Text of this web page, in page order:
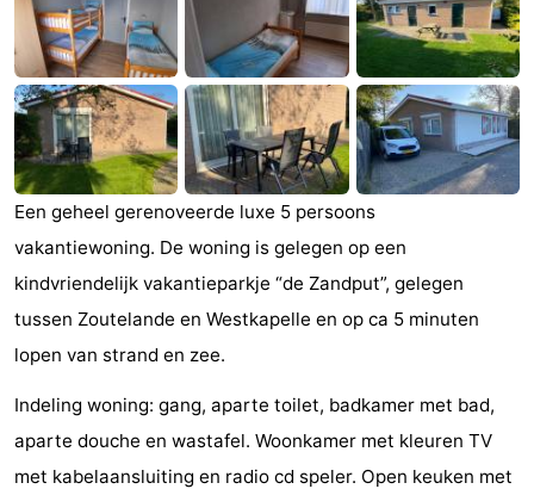
Zandput
Duinzicht
Joossesweg
-
Kustlicht
-
Meerpaal
-
Strandcamping
-
Bos
en
Last
minutes
Plages
Een geheel gerenoveerde luxe 5 persoons
vakantiewoning. De woning is gelegen op een
kindvriendelijk vakantieparkje “de Zandput”, gelegen
tussen Zoutelande en Westkapelle en op ca 5 minuten
lopen van strand en zee.
Indeling woning: gang, aparte toilet, badkamer met bad,
aparte douche en wastafel. Woonkamer met kleuren TV
met kabelaansluiting en radio cd speler. Open keuken met